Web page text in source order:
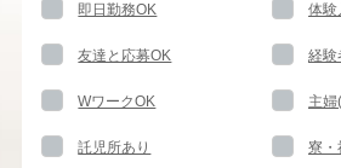
即日勤務OK 体験
友達と応募OK 経験
WワークOK 主婦
託児所あり 寮・